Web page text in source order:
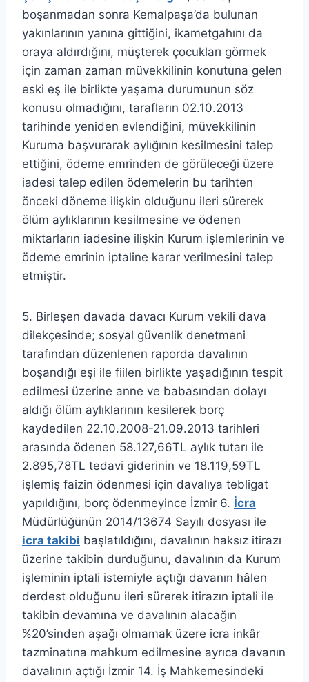
boşanmadan sonra Kemalpaşa’da bulunan
yakınlarının yanına gittiğini, ikametgahını da
oraya aldırdığını, müşterek çocukları görmek
için zaman zaman müvekkilinin konutuna gelen
eski eş ile birlikte yaşama durumunun söz
konusu olmadığını, tarafların 02.10.2013
tarihinde yeniden evlendiğini, müvekkilinin
Kuruma başvurarak aylığının kesilmesini talep
ettiğini, ödeme emrinden de görüleceği üzere
iadesi talep edilen ödemelerin bu tarihten
önceki döneme ilişkin olduğunu ileri sürerek
ölüm aylıklarının kesilmesine ve ödenen
miktarların iadesine ilişkin Kurum işlemlerinin ve
ödeme emrinin iptaline karar verilmesini talep
etmiştir.
5. Birleşen davada davacı Kurum vekili dava
dilekçesinde; sosyal güvenlik denetmeni
tarafından düzenlenen raporda davalının
boşandığı eşi ile fiilen birlikte yaşadığının tespit
edilmesi üzerine anne ve babasından dolayı
aldığı ölüm aylıklarının kesilerek borç
kaydedilen 22.10.2008-21.09.2013 tarihleri
arasında ödenen 58.127,66TL aylık tutarı ile
2.895,78TL tedavi giderinin ve 18.119,59TL
işlemiş faizin ödenmesi için davalıya tebligat
yapıldığını, borç ödenmeyince İzmir 6. İcra
Müdürlüğünün 2014/13674 Sayılı dosyası ile
icra takibi başlatıldığını, davalının haksız itirazı
üzerine takibin durduğunu, davalının da Kurum
işleminin iptali istemiyle açtığı davanın hâlen
derdest olduğunu ileri sürerek itirazın iptali ile
takibin devamına ve davalının alacağın
%20’sinden aşağı olmamak üzere icra inkâr
tazminatına mahkum edilmesine ayrıca davanın
davalının açtığı İzmir 14. İş Mahkemesindeki